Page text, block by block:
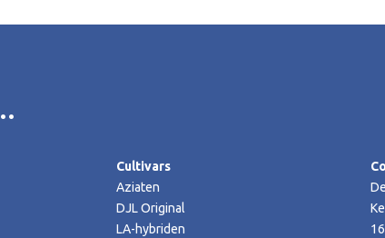
Cultivars
Aziaten
DJL Original
LA-hybriden